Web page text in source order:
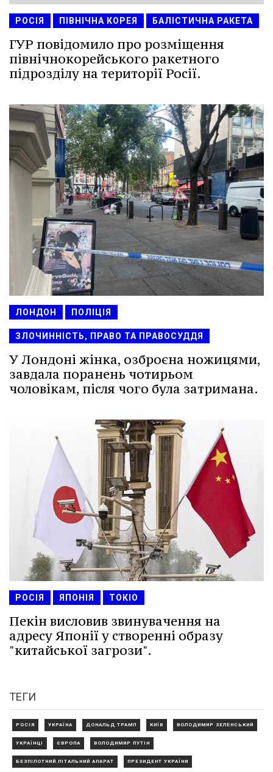
РОСІЯ ПІВНІЧНА КОРЕЯ БАЛІСТИЧНА РАКЕТА
ГУР повідомило про розміщення
північнокорейського ракетного
підрозділу на території Росії.
ЛОНДОН ПОЛІЦІЯ
ЗЛОЧИННІСТЬ, ПРАВО ТА ПРАВОСУДДЯ
У Лондоні жінка, озброєна ножицями,
завдала поранень чотирьом
чоловікам, після чого була затримана.
РОСІЯ ЯПОНІЯ ТОКІО
Пекін висловив звинувачення на
адресу Японії у створенні образу
"китайської загрози".
ТЕГИ
РОСІЯ УКРАЇНА ДОНАЛЬД ТРАМП КИЇВ ВОЛОДИМИР ЗЕЛЕНСЬКИЙ
УКРАЇНЦІ ЄВРОПА ВОЛОДИМИР ПУТІН
БЕЗПІЛОТНИЙ ЛІТАЛЬНИЙ АПАРАТ ПРЕЗИДЕНТ УКРАЇНИ